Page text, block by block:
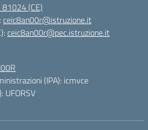
(CE)
ceic8an00r@istruzione.it
ceic8an00r@pec.istruzione.it
(IPA): icmvce
UFORSV